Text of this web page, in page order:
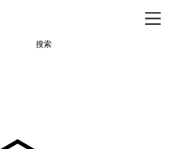
搜索